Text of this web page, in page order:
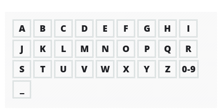
A B C D E F G H
I
J
K L M N O P Q
R
S
T U V W X Y Z
0-9